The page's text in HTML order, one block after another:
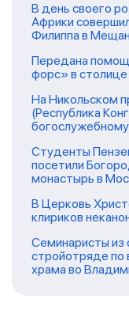
В день своего
Африки
Филиппа в
Передана
форс» в
На Никольском
(Республика
Студенты
посетили
монастырь в
В Церковь
клириков
Семинаристы из
стройотряде по
храма во